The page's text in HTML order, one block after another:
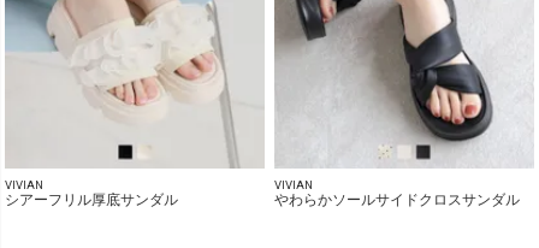
VIVIAN
シアーフリル厚底サンダル
VIVIAN
やわらかソールサイドクロスサンダル